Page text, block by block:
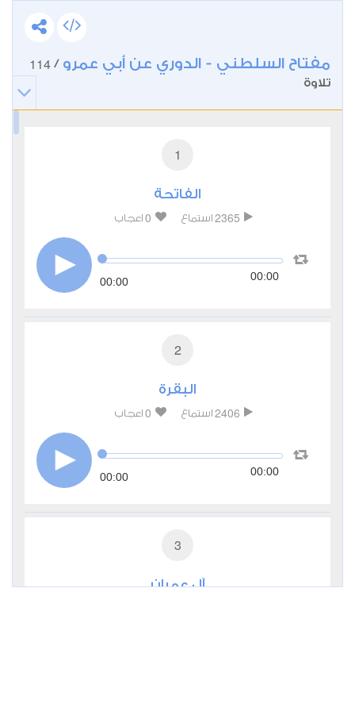
مفتاح السلطني - الدوري عن أبي عمرو /
114
تلاوة
1
الفاتحة
2365 استماع 0 اعجاب
00:00 00:00
2
البقرة
2406 استماع 0 اعجاب
00:00 00:00
3
آل عمران